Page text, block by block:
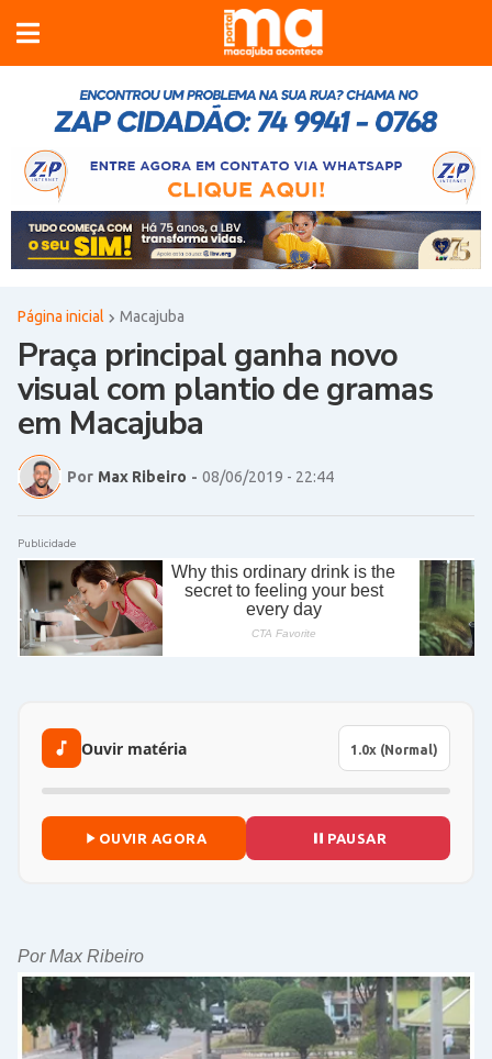
Página inicial Macajuba
Praça principal ganha novo
visual com plantio de gramas
em Macajuba
Por Max Ribeiro - 08/06/2019 - 22:44
Publicidade
Ouvir matéria
OUVIR AGORA PAUSAR
Por Max Ribeiro